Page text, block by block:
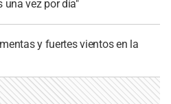
una vez por día"
y fuertes vientos en la